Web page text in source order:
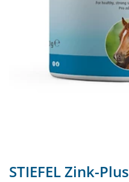
STIEFEL Zink-